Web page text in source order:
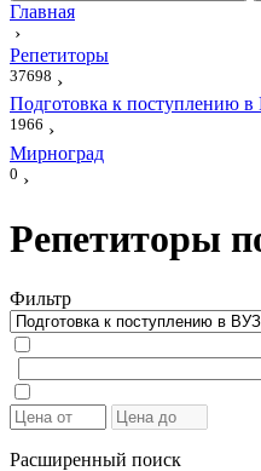
Главная
›
Репетиторы
37698 ›
Подготовка к поступлению
1966 ›
Мирноград
0 ›
Репетиторы
Фильтр
Расширенный поиск